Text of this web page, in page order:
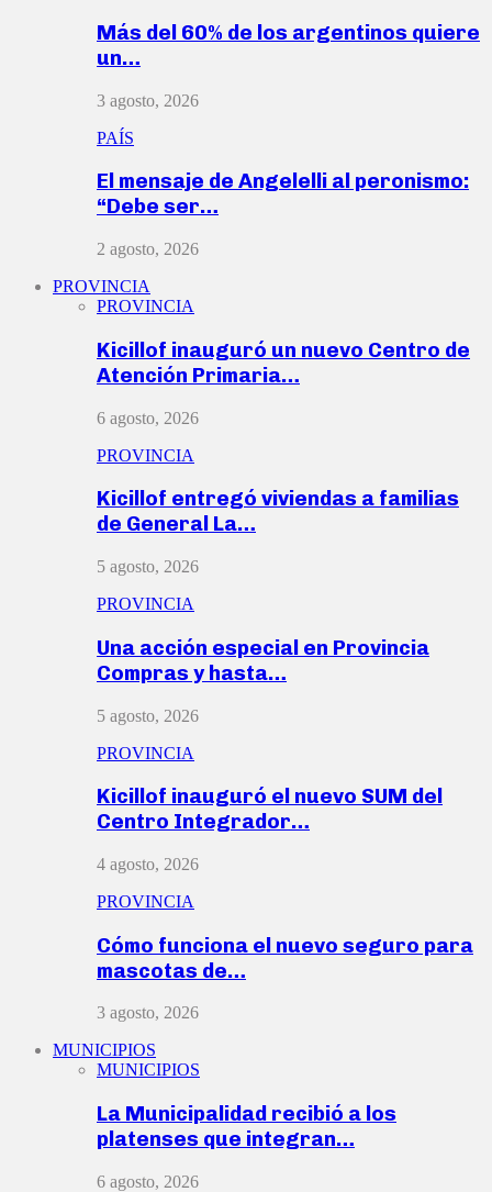
Más del 60% de los argentinos quiere
un…
3 agosto, 2026
PAÍS
El mensaje de Angelelli al peronismo:
“Debe ser…
2 agosto, 2026
PROVINCIA
PROVINCIA
Kicillof inauguró un nuevo Centro de
Atención Primaria…
6 agosto, 2026
PROVINCIA
Kicillof entregó viviendas a familias
de General La…
5 agosto, 2026
PROVINCIA
Una acción especial en Provincia
Compras y hasta…
5 agosto, 2026
PROVINCIA
Kicillof inauguró el nuevo SUM del
Centro Integrador…
4 agosto, 2026
PROVINCIA
Cómo funciona el nuevo seguro para
mascotas de…
3 agosto, 2026
MUNICIPIOS
MUNICIPIOS
La Municipalidad recibió a los
platenses que integran…
6 agosto, 2026